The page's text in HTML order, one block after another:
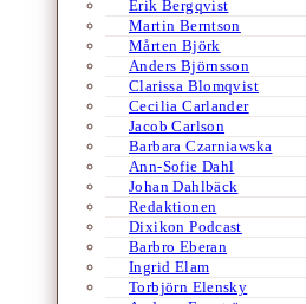
Erik Bergqvist
Martin Berntson
Mårten Björk
Anders Björnsson
Clarissa Blomqvist
Cecilia Carlander
Jacob Carlson
Barbara Czarniawska
Ann-Sofie Dahl
Johan Dahlbäck
Redaktionen
Dixikon Podcast
Barbro Eberan
Ingrid Elam
Torbjörn Elensky